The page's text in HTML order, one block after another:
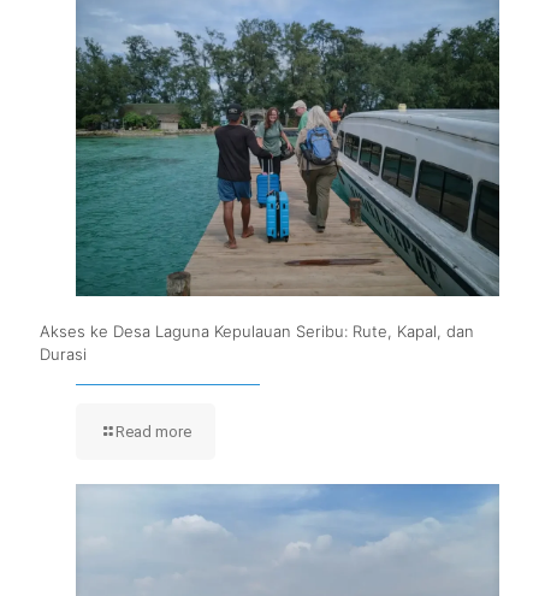
Akses ke Desa Laguna Kepulauan Seribu: Rute, Kapal, dan
Durasi
Read more